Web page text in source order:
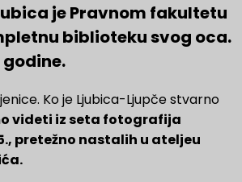
je Pravnom fakultetu
biblioteku svog oca.
godine.
Ko je Ljubica-Ljupče stvarno
videti iz seta fotografija
pretežno nastalih u ateljeu